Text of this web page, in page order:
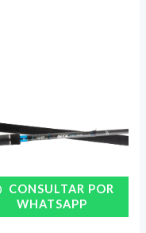
CONSULTAR POR
WHATSAPP